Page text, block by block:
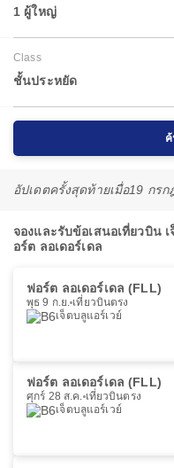
1 ผู้ใหญ่
Class
ชั้นประหยัด
อัปเดตครั้งสุดท้ายเมื่อ19 กรก
จองและรับข้อเสนอเที่ยวบิน
อร์ต ลอเดอร์เดล
ฟอร์ต ลอเดอร์เดล (FLL)
พุธ 9 ก.ย. เที่ยวบินตรง
เจ็ตบลูแอร์เวย์
ฟอร์ต ลอเดอร์เดล (FLL)
ศุกร์ 28 ส.ค. เที่ยวบินตรง
เจ็ตบลูแอร์เวย์